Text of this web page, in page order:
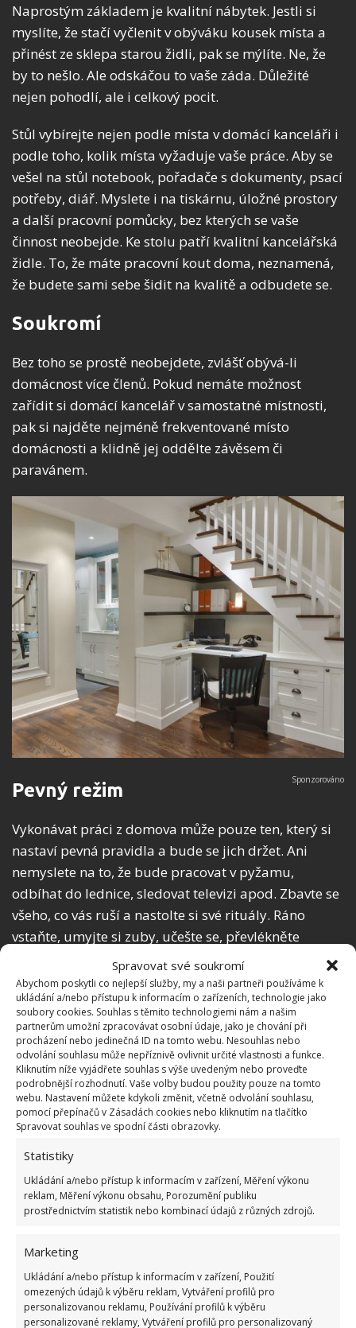
Spravovat své soukromí
Abychom poskytli co nejlepší služby, my a naši partneři používáme k
ukládání a/nebo přístupu k informacím o zařízeních, technologie jako
soubory cookies. Souhlas s těmito technologiemi nám a našim
partnerům umožní zpracovávat osobní údaje, jako je chování při
procházení nebo jedinečná ID na tomto webu. Nesouhlas nebo
odvolání souhlasu může nepříznivě ovlivnit určité vlastnosti a funkce.
Kliknutím níže vyjádřete souhlas s výše uvedeným nebo proveďte
podrobnější rozhodnutí. Vaše volby budou použity pouze na tomto
webu. Nastavení můžete kdykoli změnit, včetně odvolání souhlasu,
pomocí přepínačů v Zásadách cookies nebo kliknutím na tlačítko
Spravovat souhlas ve spodní části obrazovky.
Statistiky
Ukládání a/nebo přístup k informacím v zařízení, Měření výkonu
reklam, Měření výkonu obsahu, Porozumění publiku
prostřednictvím statistik nebo kombinací údajů z různých zdrojů.
Marketing
Ukládání a/nebo přístup k informacím v zařízení, Použití
omezených údajů k výběru reklam, Vytváření profilů pro
personalizovanou reklamu, Používání profilů k výběru
personalizované reklamy, Vytváření profilů pro personalizovaný
Naprostým základem je kvalitní nábytek. Jestli si
myslíte, že stačí vyčlenit v obýváku kousek místa a
přinést ze sklepa starou židli, pak se mýlíte. Ne, že
by to nešlo. Ale odskáčou to vaše záda. Důležité
nejen pohodlí, ale i celkový pocit.
Stůl vybírejte nejen podle místa v domácí kanceláři i
podle toho, kolik místa vyžaduje vaše práce. Aby se
vešel na stůl notebook, pořadače s dokumenty, psací
potřeby, diář. Myslete i na tiskárnu, úložné prostory
a další pracovní pomůcky, bez kterých se vaše
činnost neobejde. Ke stolu patří kvalitní kancelářská
židle. To, že máte pracovní kout doma, neznamená,
že budete sami sebe šidit na kvalitě a odbudete se.
Soukromí
Bez toho se prostě neobejdete, zvlášť obývá-li
domácnost více členů. Pokud nemáte možnost
zařídit si domácí kancelář v samostatné místnosti,
pak si najděte nejméně frekventované místo
domácnosti a klidně jej oddělte závěsem či
paravánem.
Pevný režim
Vykonávat práci z domova může pouze ten, který si
nastaví pevná pravidla a bude se jich držet. Ani
nemyslete na to, že bude pracovat v pyžamu,
odbíhat do lednice, sledovat televizi apod. Zbavte se
všeho, co vás ruší a nastolte si své rituály. Ráno
vstaňte, umyjte si zuby, učešte se, převlékněte
z pyžama, nasnídejte se a běžte pracovat. Vypněte
zvuky telefonu a vše, co by odvádělo vaši pozornost.
Nepracujte celý den, večer byste se cítili vyčerpaní.
Určete si předem pracovní dobu i přestávky na jídlo
a protažení těla.
Přestávka
Stejně tak jak si nastolíte pracovní tempo a řád
přestávky bude vaše produktivita klesat. Je úplně
jedno, zda člověk pracuje v kanceláři výškové
budovy nebo z koutku v obývacím pokoji. Přestávku
čaj nebo kávu, trochu protáhněte tělo – nechcete-li,
aby trpěly vaše údy. Protáhněte nohy, ruce, záda,
krční páteř. Malá rozcvička vám prospěje.